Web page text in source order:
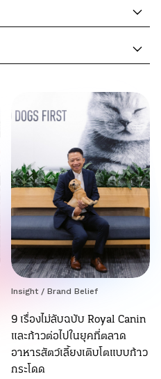
Insight / Brand Belief
9 เรื่องไม่ลับฉบับ Royal Canin
และก้าวต่อไปในยุคที่ตลาด
อาหารสัตว์เลี้ยงเติบโตแบบก้าว
กระโดด